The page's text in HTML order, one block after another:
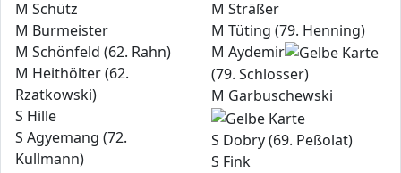
M Schütz
M Burmeister
M Schönfeld (62. Rahn)
M Heithölter (62.
Rzatkowski)
S Hille
S Agyemang (72.
Kullmann)
M Sträßer
M Tüting (79. Henning)
M Aydemir
(79. Schlosser)
M Garbuschewski
S Dobry (69. Peßolat)
S Fink